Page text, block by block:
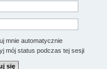
mnie automatycznie
mój status podczas tej sesji